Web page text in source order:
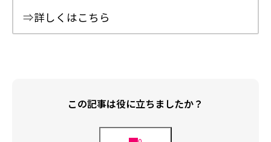
⇒詳しくはこちら
この記事は役に立ちましたか？